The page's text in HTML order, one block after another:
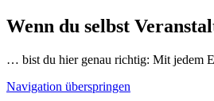
Wenn du selbst
… bist du hier genau richtig: Mit jedem
Navigation überspringen